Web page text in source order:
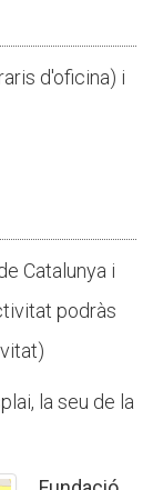
d'oficina) i
Catalunya i
podràs
la seu de la